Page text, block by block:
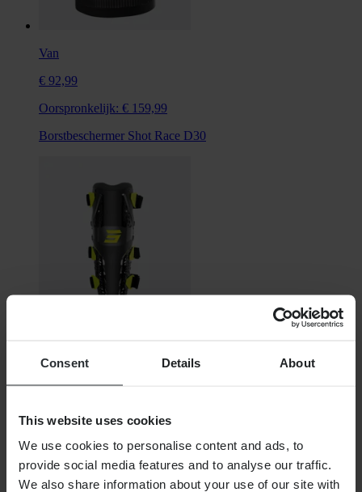
Consent Details About
This website uses cookies
We use cookies to personalise content and ads, to
provide social media features and to analyse our traffic.
We also share information about your use of our site with
Van
€ 92,99
Oorspronkelijk: € 159,99
Borstbeschermer Shot Race D30
€ 56,99
Oorspronkelijk: € 69,99
Kniebeschermers Shot Airflow